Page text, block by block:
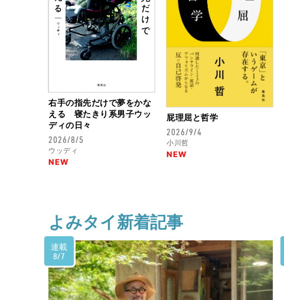
右手の指先だけで夢をかな
える 寝たきり系男子ウッ
ディの日々
2026/8/5
ウッディ
NEW
屁理屈と哲学
2026/9/4
小川哲
NEW
よみタイ新着記事
連載
8/7